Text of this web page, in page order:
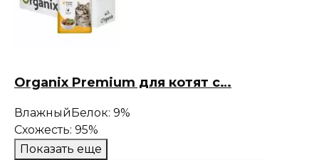
Organix Premium для котят с…
ВлажныйБелок: 9%
Схожесть: 95%
Показать еще